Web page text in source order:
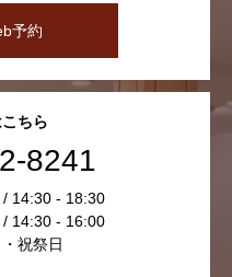
予約
ちら
8241
14:30 - 18:30
14:30 - 16:00
祝祭日